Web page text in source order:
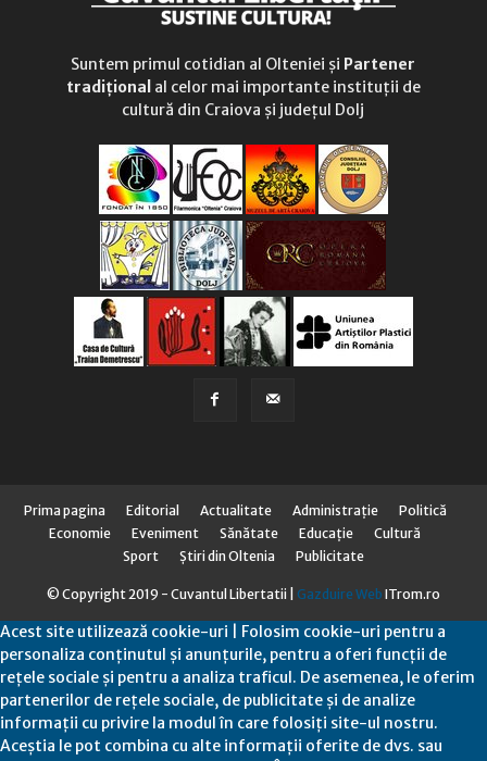
Suntem primul cotidian al Olteniei și Partener
tradițional al celor mai importante instituții de
cultură din Craiova și județul Dolj
Prima pagina Editorial Actualitate Administraţie
Politică
Economie
Eveniment Sănătate Educaţie
Cultură
Sport
Știri din Oltenia Publicitate
© Copyright 2019 - Cuvantul Libertatii | Gazduire Web ITrom.ro
Acest site utilizează cookie-uri | Folosim cookie-uri pentru a
personaliza conținutul și anunțurile, pentru a oferi funcții de
rețele sociale și pentru a analiza traficul. De asemenea, le oferim
partenerilor de rețele sociale, de publicitate și de analize
informații cu privire la modul în care folosiți site-ul nostru.
Aceștia le pot combina cu alte informații oferite de dvs. sau